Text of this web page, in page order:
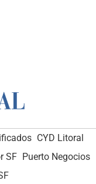
CYD Litoral
SF Puerto Negocios